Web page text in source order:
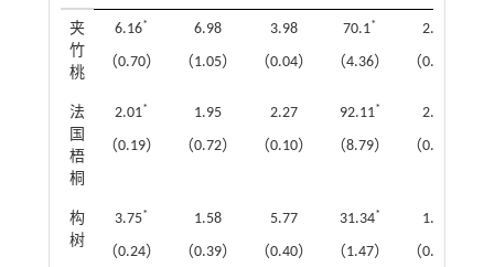
夹
竹
桃
6.16*
（0.70）
6.98
（1.05）
3.98
（0.04）
70.1*
（4.36）
2.29
（0.37）
法
国
梧
桐
2.01*
（0.19）
1.95
（0.72）
2.27
（0.10）
92.11*
（8.79）
2.12
（0.86）
构
树
3.75*
（0.24）
1.58
（0.39）
5.77
（0.40）
31.34*
（1.47）
1.61
（0.51）